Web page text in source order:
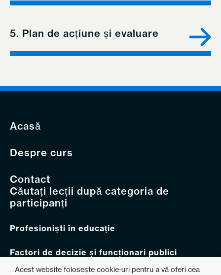
5. Plan de acțiune și evaluare
Acasă
Despre curs
Contact
Căutați lecții după categoria de
participanți
Profesioniști în educație
Factori de decizie și funcționari publici
Acest website folosește cookie-uri pentru a vă oferi cea